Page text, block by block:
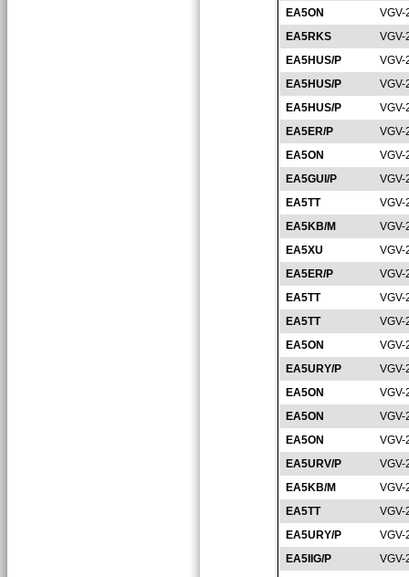
EA5ON
VGV-
EA5RKS
VGV-
EA5HUS/P
VGV-
EA5HUS/P
VGV-
EA5HUS/P
VGV-
EA5ER/P
VGV-
EA5ON
VGV-
EA5GUI/P
VGV-
EA5TT
VGV-
EA5KB/M
VGV-
EA5XU
VGV-
EA5ER/P
VGV-
EA5TT
VGV-
EA5TT
VGV-
EA5ON
VGV-
EA5URY/P
VGV-
EA5ON
VGV-
EA5ON
VGV-
EA5ON
VGV-
EA5URV/P
VGV-
EA5KB/M
VGV-
EA5TT
VGV-
EA5URY/P
VGV-
EA5IIG/P
VGV-